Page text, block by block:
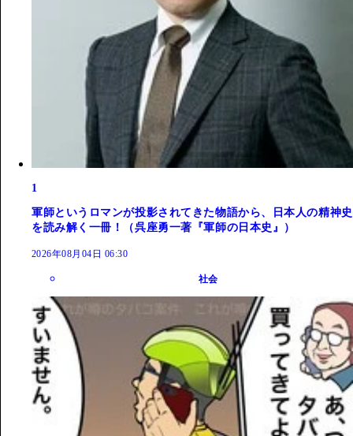
1
軍師というロマンが投影されてきた物語から、日本人の精神史
を読み解く一冊！（呉座勇一著『軍師の日本史』）
2026年08月04日 06:30
社会